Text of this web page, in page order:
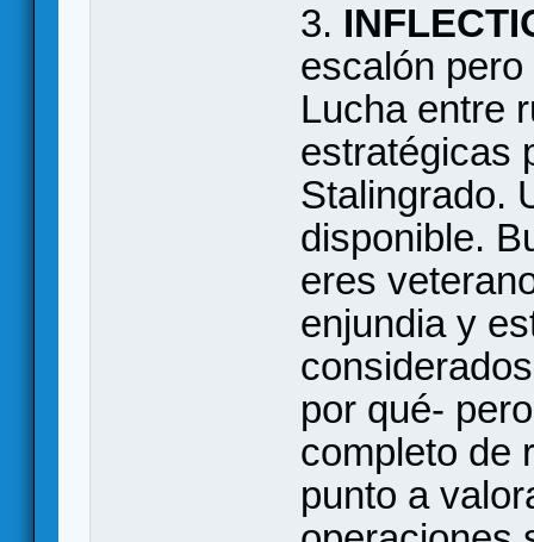
3.
escalón
Lucha entre
estratégicas
Stalingrado.
disponible.
eres
enjundia y
por qué-
completo de
punto a